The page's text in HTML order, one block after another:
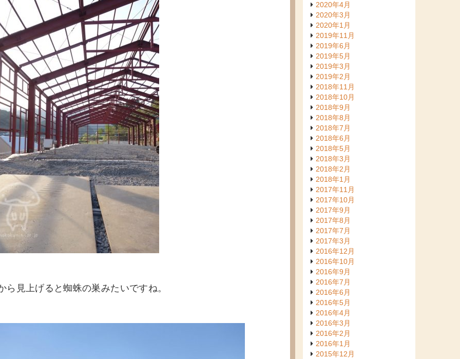
ら見上げると蜘蛛の巣みたいですね。
2020年4月
2020年3月
2020年1月
2019年11月
2019年6月
2019年5月
2019年3月
2019年2月
2018年11月
2018年10月
2018年9月
2018年8月
2018年7月
2018年6月
2018年5月
2018年3月
2018年2月
2018年1月
2017年11月
2017年10月
2017年9月
2017年8月
2017年7月
2017年3月
2016年12月
2016年10月
2016年9月
2016年7月
2016年6月
2016年5月
2016年4月
2016年3月
2016年2月
2016年1月
2015年12月